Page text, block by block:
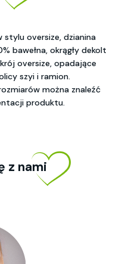
stylu oversize, dzianina
bawełna, okrągły dekolt
oversize, opadające
szyi i ramion.
można znaleźć
produktu.
z nami